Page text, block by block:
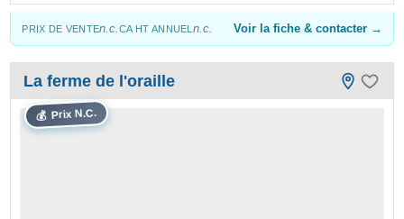
PRIX DE VENTEn.c.CA HT ANNUEL n.c. Voir la fiche & contacter →
💰 Prix N.C.
La ferme de l'oraille